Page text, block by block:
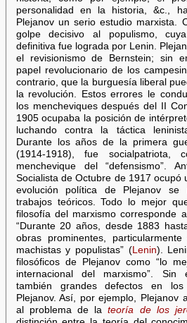
personalidad en la historia, &c.,
Plejanov un serio estudio marxista.
golpe decisivo al populismo,
definitiva fue lograda por Lenin.
el revisionismo de Bernstein; sin
papel revolucionario de los
contrario, que la burguesía liberal
la revolución. Estos errores le
los mencheviques después del II
1905 ocupaba la posición de
luchando contra la táctica
Durante los años de la primera
(1914-1918), fue socialpatriota,
menchevique del “defensismo”.
Socialista de Octubre de 1917 ocupó
evolución política de Plejanov
trabajos teóricos. Todo lo mejor
filosofía del marxismo corresponde
“Durante 20 años, desde 1883
obras prominentes,
machistas y populistas” (Lenin).
filosóficos de Plejanov como “lo
internacional del marxismo”. Sin
también grandes defectos en
Plejanov. Así, por ejemplo, Plejanov
al problema de lateoría de los